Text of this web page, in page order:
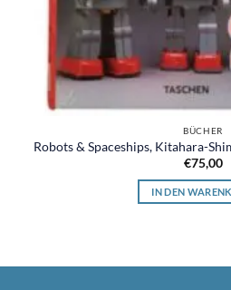
BÜCHER
Robots & Spaceships, Kitahara-
€75,00
IN DEN